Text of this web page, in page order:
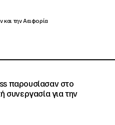
και την Αειφορία
παρουσίασαν στο
συνεργασία για την